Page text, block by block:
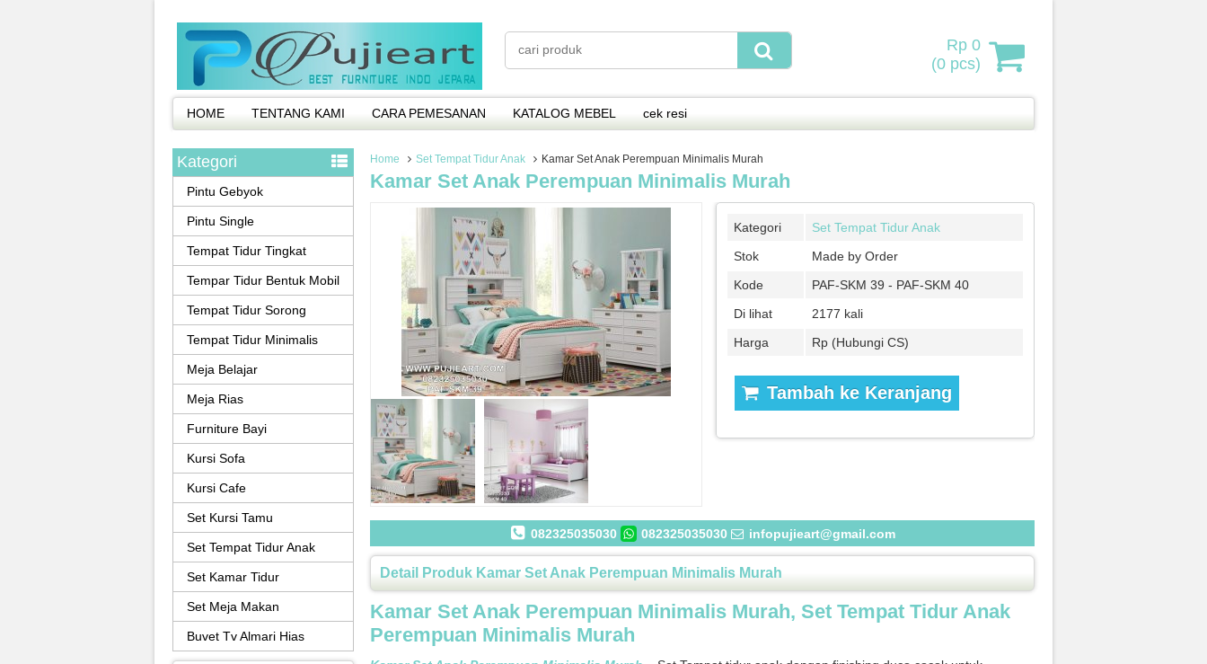
Rp 0
(0 pcs)
HOME TENTANG KAMI CARA PEMESANAN KATALOG MEBEL cek resi
Home Set Tempat Tidur Anak Kamar Set Anak Perempuan Minimalis Murah
Kamar Set Anak Perempuan Minimalis Murah
Kategori
Set Tempat Tidur Anak
Stok
Made by Order
Kode
PAF-SKM 39 - PAF-SKM 40
Di lihat
2177 kali
Harga
Rp (Hubungi CS)
Tambah ke Keranjang
082325035030 082325035030 infopujieart@gmail.com
Detail Produk Kamar Set Anak Perempuan Minimalis Murah
Kamar Set Anak Perempuan Minimalis Murah, Set Tempat Tidur Anak
Perempuan Minimalis Murah
Kategori
Pintu Gebyok
Pintu Single
Tempat Tidur Tingkat
Tempar Tidur Bentuk Mobil
Tempat Tidur Sorong
Tempat Tidur Minimalis
Meja Belajar
Meja Rias
Furniture Bayi
Kursi Sofa
Kursi Cafe
Set Kursi Tamu
Set Tempat Tidur Anak
Set Kamar Tidur
Set Meja Makan
Buvet Tv Almari Hias